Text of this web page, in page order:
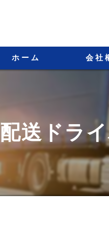
ホーム 会社
事業案内
配送ドラ